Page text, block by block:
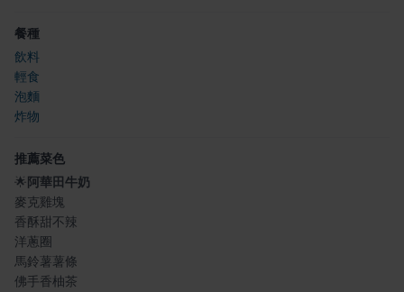
餐種
飲料
輕食
泡麵
炸物
推薦菜色
🌟阿華田牛奶
麥克雞塊
香酥甜不辣
洋蔥圈
馬鈴薯薯條
佛手香柚茶